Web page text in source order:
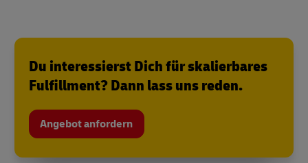
Du interessierst Dich für skalierbares
Fulfillment? Dann lass uns reden.
Angebot anfordern